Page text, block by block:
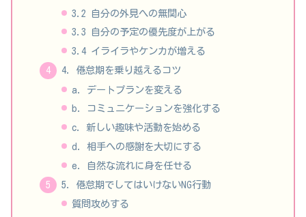
3.2 自分の外見への無関心
3.3 自分の予定の優先度が上がる
3.4 イライラやケンカが増える
4. 倦怠期を乗り越えるコツ
a. デートプランを変える
b. コミュニケーションを強化する
c. 新しい趣味や活動を始める
d. 相手への感謝を大切にする
e. 自然な流れに身を任せる
5. 倦怠期でしてはいけないNG行動
質問攻めする